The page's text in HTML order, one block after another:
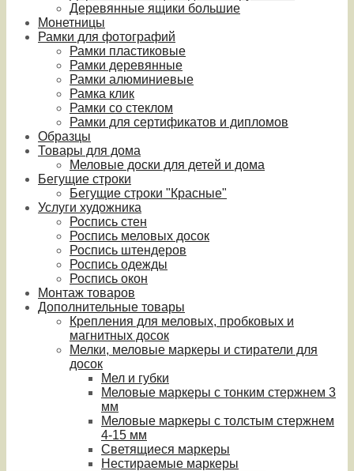
Деревянные ящики большие
Монетницы
Рамки для фотографий
Рамки пластиковые
Рамки деревянные
Рамки алюминиевые
Рамка клик
Рамки со стеклом
Рамки для сертификатов и дипломов
Образцы
Товары для дома
Меловые доски для детей и дома
Бегущие строки
Бегущие строки "Красные"
Услуги художника
Роспись стен
Роспись меловых досок
Роспись штендеров
Роспись одежды
Роспись окон
Монтаж товаров
Дополнительные товары
Крепления для меловых, пробковых и
магнитных досок
Мелки, меловые маркеры и стиратели для
досок
Мел и губки
Меловые маркеры с тонким стержнем 3
мм
Меловые маркеры с толстым стержнем
4-15 мм
Светящиеся маркеры
Нестираемые маркеры